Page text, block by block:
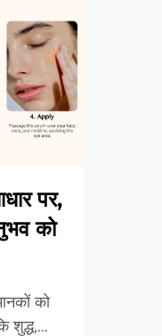
पर,
को
को
शुद्ध,